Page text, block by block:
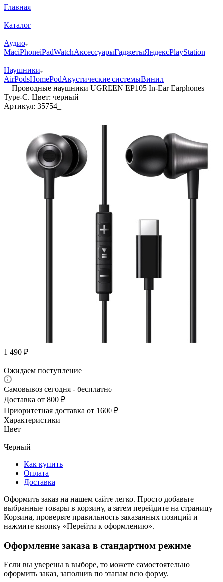
Главная
—
Каталог
—
Аудио
MaciPhoneiPadWatchАксессуарыГаджетыЯндексPlayStation
—
Наушники
AirPodsHomePodАкустические системыВинил
—Проводные наушники UGREEN EP105 In-Ear Earphones
Type-C. Цвет: черный
Артикул: 35754_
1 490 ₽
Ожидаем поступление
Самовывоз сегодня - бесплатно
Доставка от 800 ₽
Приоритетная доставка от 1600 ₽
Характеристики
Цвет
—
Черный
Как купить
Оплата
Доставка
Оформить заказ на нашем сайте легко. Просто добавьте
выбранные товары в корзину, а затем перейдите на страницу
Корзина, проверьте правильность заказанных позиций и
нажмите кнопку «Перейти к оформлению».
Оформление заказа в стандартном режиме
Если вы уверены в выборе, то можете самостоятельно
оформить заказ, заполнив по этапам всю форму.